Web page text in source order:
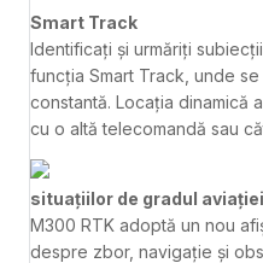
Smart Track
Identificați și urmăriți
funcția Smart Track, unde
constantă. Locația dinamică
cu o altă telecomandă sau
situațiilor de gradul aviației
M300 RTK adoptă un nou
despre zbor, navigație și